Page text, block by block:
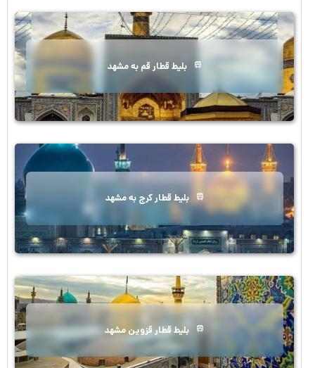
بلیط قطار قم به مشهد
بلیط قطار کرج به مشهد
بلیط قطار قزوین مشهد